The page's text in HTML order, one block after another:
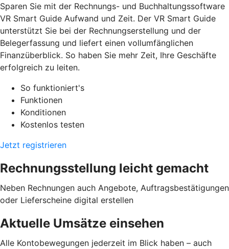
Sparen Sie mit der Rechnungs- und Buchhaltungssoftware
VR Smart Guide Aufwand und Zeit. Der VR Smart Guide
unterstützt Sie bei der Rechnungserstellung und der
Belegerfassung und liefert einen vollumfänglichen
Finanzüberblick. So haben Sie mehr Zeit, Ihre Geschäfte
erfolgreich zu leiten.
So funktioniert's
Funktionen
Konditionen
Kostenlos testen
Jetzt registrieren
Rechnungsstellung leicht gemacht
Neben Rechnungen auch Angebote, Auftragsbestätigungen
oder Lieferscheine digital erstellen
Aktuelle Umsätze einsehen
Alle Kontobewegungen jederzeit im Blick haben – auch